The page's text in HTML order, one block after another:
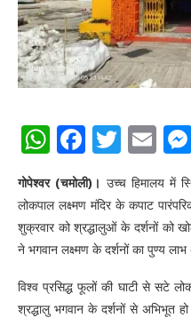
WhatsApp
गोपेश्वर (चमोली)। उच्च हिमालय में
लोकपाल लक्ष्मण मंदिर के कपाट
शुक्रवार को श्रद्धालुओं के दर्शनों को
ने भगवान लक्ष्मण के दर्शनों का पुण्य
विश्व प्रसिद्ध फूलों की घाटी से सटे
श्रद्धालु भगवान के दर्शनों से अभिभूत